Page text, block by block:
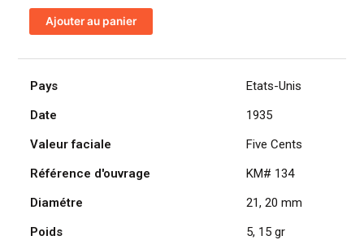
de
ÉTATS-
Five
Cents
Buffalo
Ajouter au panier
Pays
Etats-Unis
Date
1935
Valeur faciale
Five Cents
Référence d'ouvrage
KM# 134
Diamétre
21, 20 mm
Poids
5, 15 gr